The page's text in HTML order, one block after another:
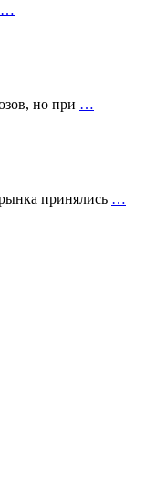
…
но при …
принялись …